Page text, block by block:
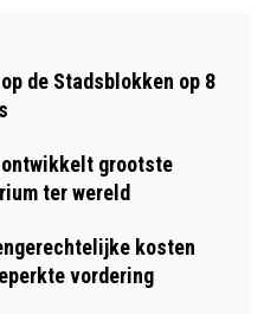
MET CO2-
de Stadsblokken op 8
grootste
ter wereld
kosten
vordering